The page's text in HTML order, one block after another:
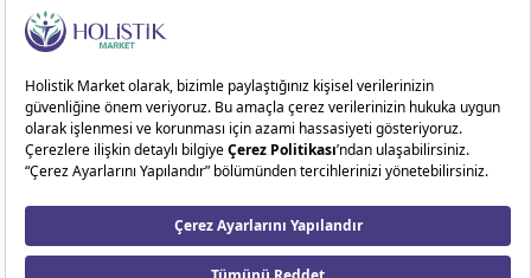
Doğadan ilham alarak sağlıklı ve dengeli bir
yaşam sunuyoruz!
ÖN SİPARİŞ FIRSATI